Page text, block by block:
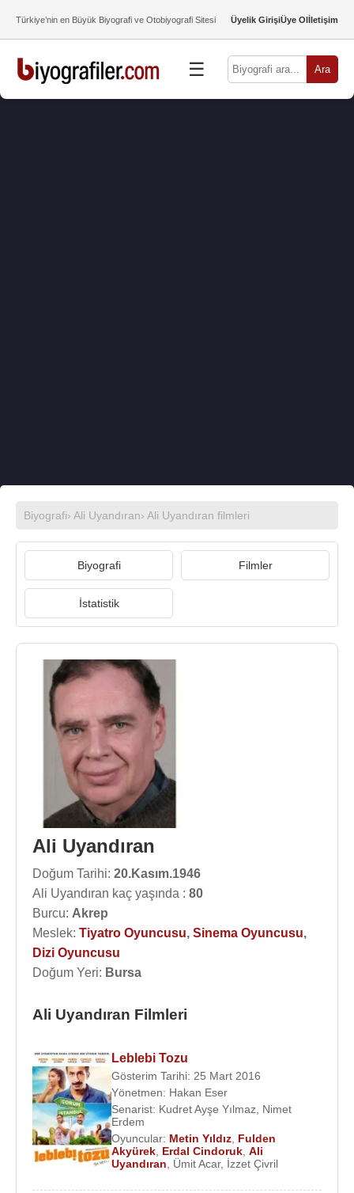
Türkiye’nin en Büyük Biyografi ve Otobiyografi Sitesi Üyelik GirişiÜye Olİletişim
☰ Ara
Biyografi› Ali Uyandıran› Ali Uyandıran filmleri
Biyografi Filmler
İstatistik
Ali Uyandıran
Doğum Tarihi: 20.Kasım.1946
Ali Uyandıran kaç yaşında : 80
Burcu: Akrep
Meslek: Tiyatro Oyuncusu, Sinema Oyuncusu,
Dizi Oyuncusu
Doğum Yeri: Bursa
Ali Uyandıran Filmleri
Leblebi Tozu
Gösterim Tarihi: 25 Mart 2016
Yönetmen: Hakan Eser
Senarist: Kudret Ayşe Yılmaz Nimet
Erdem
Oyuncular: Metin Yıldız Fulden
Akyürek Erdal Cindoruk Ali
Uyandıran
Ümit Acar, İzzet Çivril